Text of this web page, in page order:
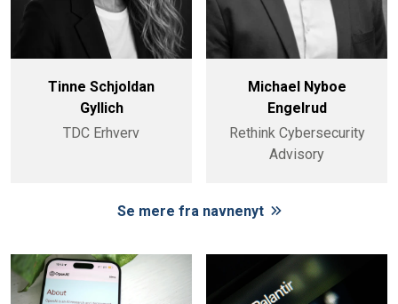
Tinne Schjoldan
Gyllich
TDC Erhverv
Michael Nyboe
Engelrud
Rethink Cybersecurity
Advisory
Se mere fra navnenyt